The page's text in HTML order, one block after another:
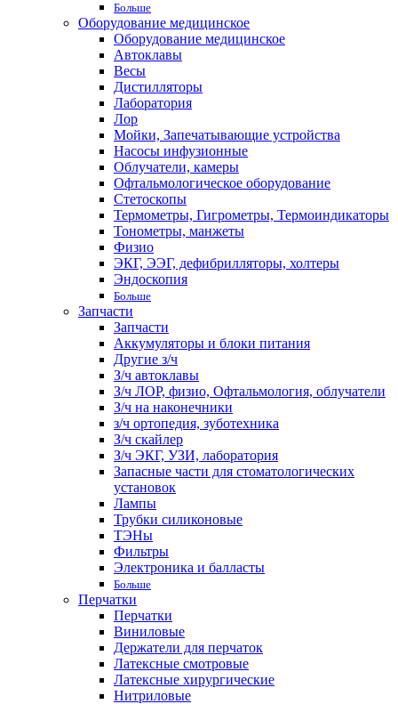
Больше
Оборудование медицинское
Оборудование медицинское
Автоклавы
Весы
Дистилляторы
Лаборатория
Лор
Мойки, Запечатывающие устройства
Насосы инфузионные
Облучатели, камеры
Офтальмологическое оборудование
Стетоскопы
Термометры, Гигрометры, Термоиндикаторы
Тонометры, манжеты
Физио
ЭКГ, ЭЭГ, дефибрилляторы, холтеры
Эндоскопия
Больше
Запчасти
Запчасти
Аккумуляторы и блоки питания
Другие з/ч
З/ч автоклавы
З/ч ЛОР, физио, Офтальмология, облучатели
З/ч на наконечники
з/ч ортопедия, зуботехника
З/ч скайлер
З/ч ЭКГ, УЗИ, лаборатория
Запасные части для стоматологических
установок
Лампы
Трубки силиконовые
ТЭНы
Фильтры
Электроника и балласты
Больше
Перчатки
Перчатки
Виниловые
Держатели для перчаток
Латексные смотровые
Латексные хирургические
Нитриловые